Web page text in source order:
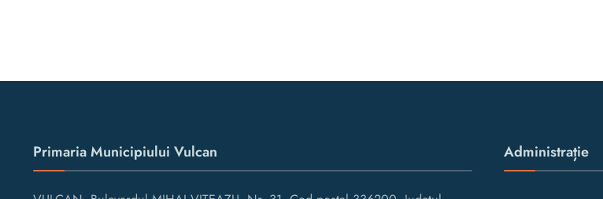
Primaria Municipiului Vulcan Administrație